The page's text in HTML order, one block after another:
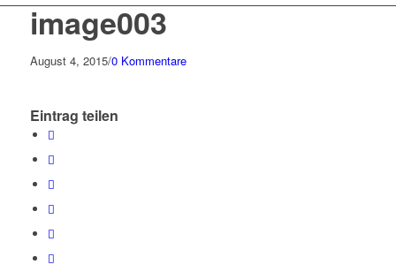
image003
August 4, 2015/0 Kommentare
Eintrag teilen